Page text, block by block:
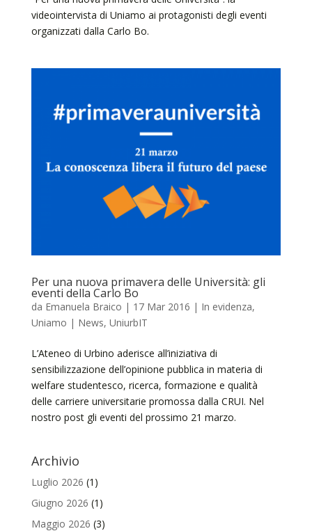
videointervista di Uniamo ai protagonisti degli eventi
organizzati dalla Carlo Bo.
Per una nuova primavera delle Università: gli
eventi della Carlo Bo
da Emanuela Braico | 17 Mar 2016 | In evidenza,
Uniamo | News, UniurbIT
L’Ateneo di Urbino aderisce all’iniziativa di
sensibilizzazione dell’opinione pubblica in materia di
welfare studentesco, ricerca, formazione e qualità
delle carriere universitarie promossa dalla CRUI. Nel
nostro post gli eventi del prossimo 21 marzo.
Archivio
Luglio 2026 (1)
Giugno 2026 (1)
Maggio 2026 (3)